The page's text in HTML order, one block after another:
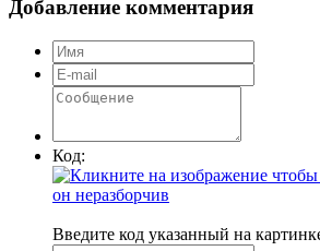
Добавление комментария
Код:
Введите код указанный на